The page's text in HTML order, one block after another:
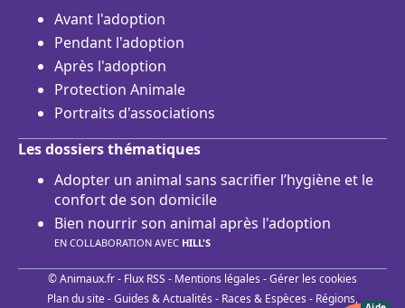
Avant l'adoption
Pendant l'adoption
Après l'adoption
Protection Animale
Portraits d'associations
Les dossiers thématiques
Adopter un animal sans sacrifier l’hygiène et le
confort de son domicile
Bien nourrir son animal après l'adoption
EN COLLABORATION AVEC HILL'S
© Animaux.fr - Flux RSS - Mentions légales -Gérer les cookies
Plan du site-Guides & Actualités - Races & Espèces - Régions,